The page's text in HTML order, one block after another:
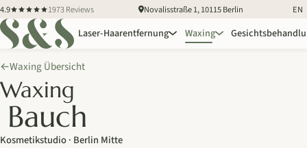
4.9 1973 Reviews Novalisstraße 1, 10115 Berlin EN
Laser-Haarentfernung Waxing
←Waxing Übersicht
Waxing
Bauch
Kosmetikstudio · Berlin Mitte